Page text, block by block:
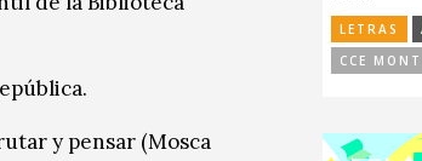
y pensar (Mosca
LETRAS
CCE